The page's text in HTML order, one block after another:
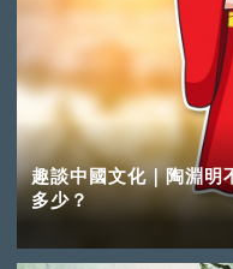
趣談中國文化｜陶淵明
多少？